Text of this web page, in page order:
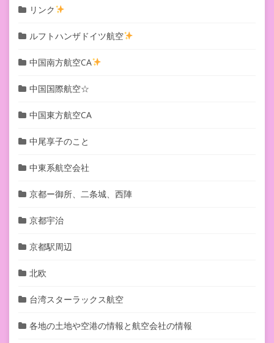
リンク
ルフトハンザドイツ航空
中国南方航空CA
中国国際航空☆
中国東方航空CA
中尾享子のこと
中東系航空会社
京都ー御所、二条城、西陣
京都宇治
京都駅周辺
北欧
台湾スターラックス航空
各地の土地や空港の情報と航空会社の情報